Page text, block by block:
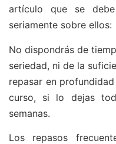
artículo que se
seriamente sobre ellos:
No dispondrás de
seriedad, ni de la
repasar en
curso, si lo dejas
semanas.
Los repasos